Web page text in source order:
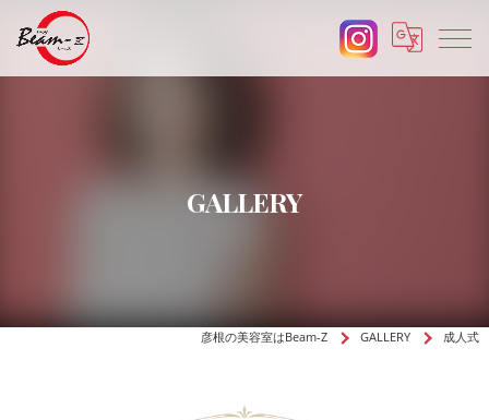
GALLERY
彦根の美容室はBeam-Z GALLERY 成人式